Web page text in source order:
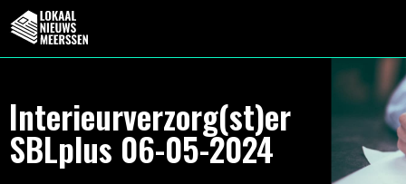
Interieurverzorg(st)er
SBLplus 06-05-2024